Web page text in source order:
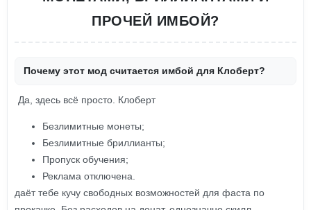
ПРОЧЕЙ ИМБОЙ?
Почему этот мод считается имбой для Клоберт?
Да, здесь всё просто. Клоберт
Безлимитные монеты;
Безлимитные бриллианты;
Пропуск обучения;
Реклама отключена.
даёт тебе кучу свободных возможностей для фаста по